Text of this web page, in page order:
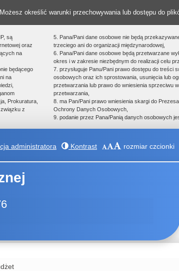
określić warunki przechowywania lub dostępu do
są
oraz
na
będącego
na
Prokuratura,
z
5. Pana/Pani dane osobowe nie będą
trzeciego ani do organizacji międzynarodowej,
6. Pana/Pani dane osobowe będą przetwarzane
okres i w zakresie niezbędnym do realizacji celu
7. przysługuje Panu/Pani prawo dostępu do treści
osobowych oraz ich sprostowania, usunięcia lub
przetwarzania lub prawo do wniesienia sprzeciwu
przetwarzania,
8. ma Pan/Pani prawo wniesienia skargi do
Ochrony Danych Osobowych,
9. podanie przez Pana/Panią danych osobowych
administratora Kontrast rozmiar czcionki